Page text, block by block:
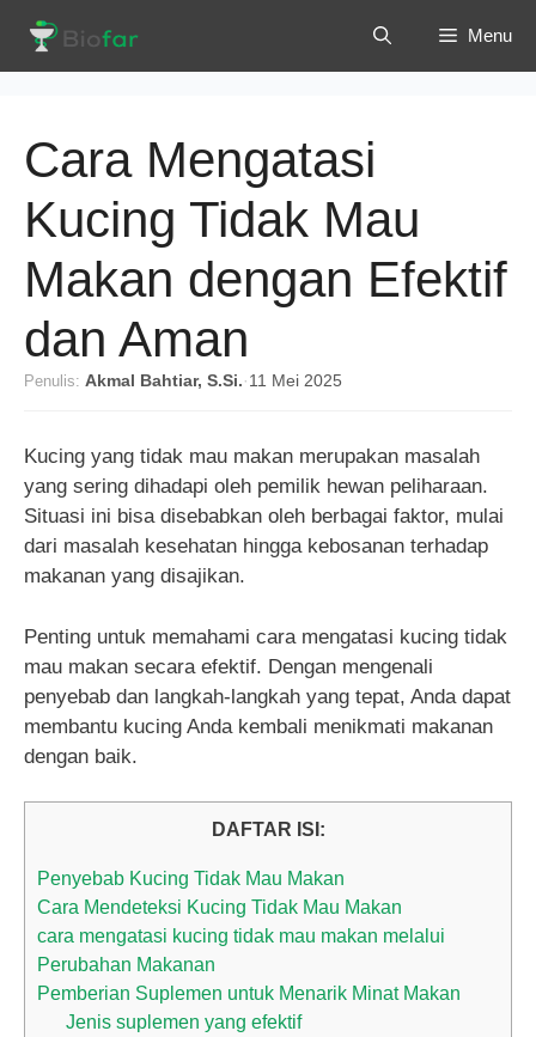
isi
Menu
Cara Mengatasi
Kucing Tidak Mau
Makan dengan Efektif
dan Aman
Penulis: Akmal Bahtiar, S.Si. · 11 Mei 2025
Kucing yang tidak mau makan merupakan masalah
yang sering dihadapi oleh pemilik hewan peliharaan.
Situasi ini bisa disebabkan oleh berbagai faktor, mulai
dari masalah kesehatan hingga kebosanan terhadap
makanan yang disajikan.
Penting untuk memahami cara mengatasi kucing tidak
mau makan secara efektif. Dengan mengenali
penyebab dan langkah-langkah yang tepat, Anda dapat
membantu kucing Anda kembali menikmati makanan
dengan baik.
DAFTAR ISI:
Penyebab Kucing Tidak Mau Makan
Cara Mendeteksi Kucing Tidak Mau Makan
cara mengatasi kucing tidak mau makan melalui
Perubahan Makanan
Pemberian Suplemen untuk Menarik Minat Makan
Jenis suplemen yang efektif